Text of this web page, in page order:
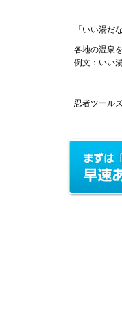
「いい湯だ
各地の温泉
例文：いい
忍者ツール